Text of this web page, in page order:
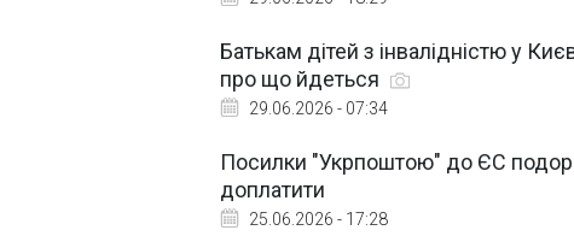
Батькам дітей з інвалідністю у
про що йдеться
29.06.2026 - 07:34
Посилки "Укрпоштою" до ЄС
доплатити
25.06.2026 - 17:28